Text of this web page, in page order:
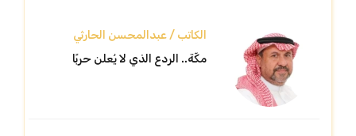
الكاتب / عبدالمحسن الحارثي
مكّة.. الردع الذي لا يُعلن حربًا